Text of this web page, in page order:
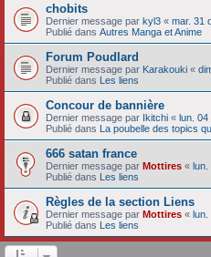
chobits
Dernier message par kyl3 « mar. 31
Publié dans Autres Manga et Anime
Forum Poudlard
Dernier message par Karakouki «
Publié dans Les liens
Concour de bannière
Dernier message par Ikitchi « lun. 04
Publié dans La poubelle des topics
666 satan france
Dernier message par Mottires « lun.
Publié dans Les liens
Règles de la section Liens
Dernier message par Mottires « lun.
Publié dans Les liens